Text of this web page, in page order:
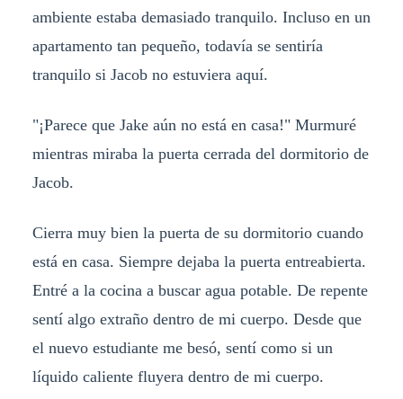
ambiente estaba demasiado tranquilo. Incluso en un
apartamento tan pequeño, todavía se sentiría
tranquilo si Jacob no estuviera aquí.
"¡Parece que Jake aún no está en casa!" Murmuré
mientras miraba la puerta cerrada del dormitorio de
Jacob.
Cierra muy bien la puerta de su dormitorio cuando
está en casa. Siempre dejaba la puerta entreabierta.
Entré a la cocina a buscar agua potable. De repente
sentí algo extraño dentro de mi cuerpo. Desde que
el nuevo estudiante me besó, sentí como si un
líquido caliente fluyera dentro de mi cuerpo.